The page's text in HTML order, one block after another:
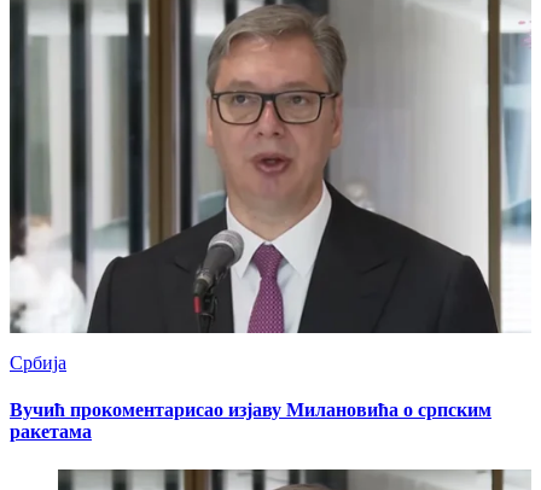
Србија
Вучић прокоментарисао изјаву Милановића о српским
ракетама